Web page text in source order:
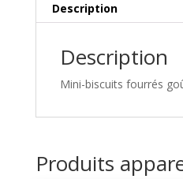
Description
Description
Mini-biscuits fourrés
Produits